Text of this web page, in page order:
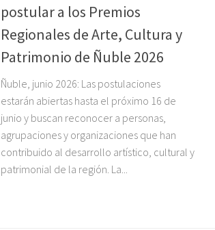
postular a los Premios
Regionales de Arte, Cultura y
Patrimonio de Ñuble 2026
Ñuble, junio 2026: Las postulaciones
estarán abiertas hasta el próximo 16 de
junio y buscan reconocer a personas,
agrupaciones y organizaciones que han
contribuido al desarrollo artístico, cultural y
patrimonial de la región. La...